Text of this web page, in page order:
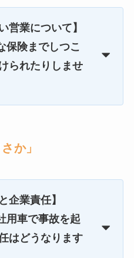
営業について】
保険までしつこ
られたりしませ
か」
企業責任】
用車で事故を起
はどうなります